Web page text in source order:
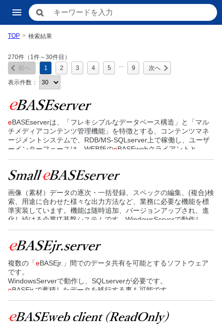
TOP 検索結果
270件（1件～30件目）
前へ
1 2 3 4 5 ... 9 次へ
表示件数：
eBASEserverは、「フレキシブルなデータベース構造」と「マル
チメディアコンテンツ管理機能」を特徴とする、コンテンツマネ
ージメントシステムで、RDB/MS-SQLserver上で稼働し、ユーザ
ーインターフェースは、WEB版のeBASEwebクライアントと、
Windows版のeBASEクライアントが有ります。
Description Framework)に似た、当社独自DB構造/
は、一般的な画像や動画、等のコンテンツに加え、マスク付の高
解像度印刷用画像/EPS、MS-officeデータ、等に対応しています。
画像（素材）データの逐次・一括登録、スペックの編集、(複合)検
索、用途に合わせた様々な出力方法など、業務に必要な機能を標
準実装しています。機能は随時追加、バージョンアップされ、進
化し続ける企業IT基盤システムです。WindowsServerで動作し、
SQLserverExpress（無償）が必要です。5クライアント限定の共
す。クライアント数を5クライアントに限定することにより低価格
で提供できる様になっております。
複数の「eBASEjr.」間でのデータ共有を可能とするソフトウェア
です。
WindowsServerで動作し、SQLserverが必要です。
eBASEjr.で蓄積したデータを移行する事も可能です。